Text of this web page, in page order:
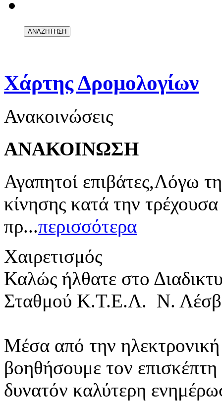
Χάρτης Δρομολογίων
Ανακοινώσεις
ΑΝΑΚΟΙΝΩΣΗ
Αγαπητοί επιβάτες,Λόγω
κίνησης κατά την
πρ...περισσότερα
Χαιρετισμός
Καλώς ήλθατε στο
Σταθμού Κ.Τ.Ε.Λ. Ν.
Μέσα από την ηλεκτρονική
βοηθήσουμε τον
δυνατόν καλύτερη